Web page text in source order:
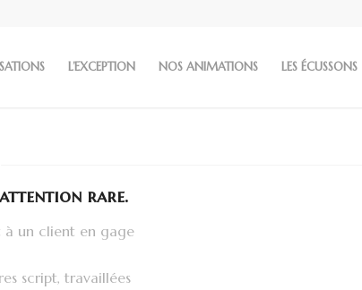
L’EXCEPTION NOS ANIMATIONS LES ÉCUSSONS
attention rare.
un client en gage
script, travaillées